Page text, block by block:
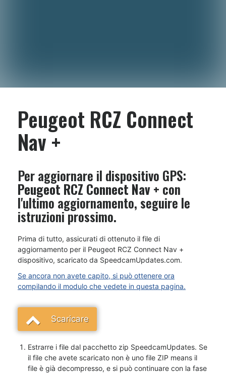
Peugeot RCZ Connect
Nav +
Per aggiornare il dispositivo GPS:
Peugeot RCZ Connect Nav + con
l'ultimo aggiornamento, seguire le
istruzioni prossimo.
Prima di tutto, assicurati di ottenuto il file di
aggiornamento per il Peugeot RCZ Connect Nav +
dispositivo, scaricato da SpeedcamUpdates.com.
Se ancora non avete capito, si può ottenere ora
compilando il modulo che vedete in questa pagina.
Scaricare
Estrarre i file dal pacchetto zip SpeedcamUpdates. Se
il file che avete scaricato non è uno file ZIP means il
file è già decompresso, e si può continuare con la fase